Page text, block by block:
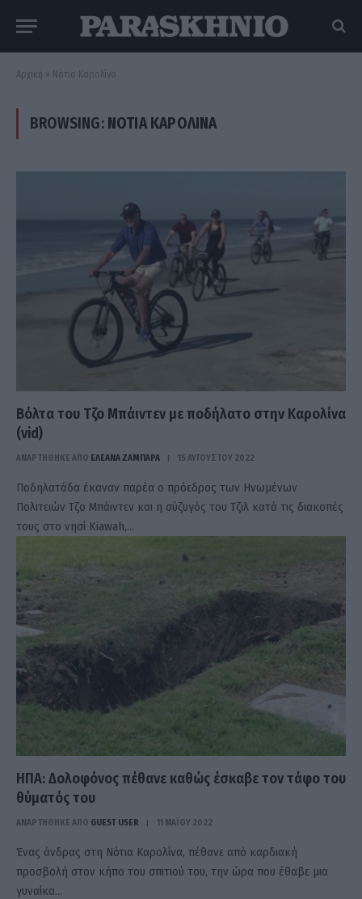
Αρχική » Νότια Καρολίνα
BROWSING: ΝΌΤΙΑ ΚΑΡΟΛΊΝΑ
Βόλτα του Τζο Μπάιντεν με ποδήλατο στην Καρολίνα
(vid)
ΑΝΑΡΤΗΘΗΚΕ ΑΠΟ ΕΛΕΑΝΑ ΖΑΜΠΑΡΑ 15 ΑΥΓΟΎΣΤΟΥ 2022
Ποδηλατάδα έκαναν παρέα ο πρόεδρος των Ηνωμένων
Πολιτειών Τζο Μπάιντεν και η σύζυγός του Τζιλ κατά τις διακοπές
τους στο νησί Kiawah,…
ΗΠΑ: Δολοφόνος πέθανε καθώς έσκαβε τον τάφο του
θύματός του
ΑΝΑΡΤΗΘΗΚΕ ΑΠΟ GUEST USER 11 ΜΑΪ́ΟΥ 2022
Ένας άνδρας στη Νότια Καρολίνα, πέθανε από καρδιακή
προσβολή στον κήπο του σπιτιού του, την ώρα που έθαβε μια
γυναίκα…